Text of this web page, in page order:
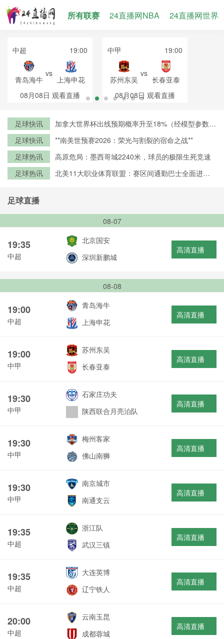
所有联赛 24直播网NBA 24直播网世界
中超 19:00
青岛海牛
vs
上海申花
08月08日 观看直播
中甲 19:00
苏州东吴
vs
长春亚泰
08月08日 观看直播
足球快讯
加拿大世界杯出线预期概率升至18%（经模型参数修
足球快讯
**南美世预赛2026：荣光与割裂的宿命之战**
足球热讯
高原危局：墨西哥城2240米，球员的极限生死竞速
足球热讯
北美11大职业体育联盟：赛区间通勤巴士全面进入
足球直播
08-07
19:35
中超
北京国安
深圳新鹏城
高清直播
08-08
19:00
中超
青岛海牛
上海申花
高清直播
19:00
中甲
苏州东吴
长春亚泰
高清直播
19:30
中甲
石家庄功夫
陕西联合月亮泊队
高清直播
19:30
中甲
梅州客家
佛山南狮
高清直播
19:30
中甲
南京城市
南通支云
高清直播
19:35
中超
浙江队
武汉三镇
高清直播
19:35
中超
大连英博
辽宁铁人
高清直播
20:00
中超
云南玉昆
成都蓉城
高清直播